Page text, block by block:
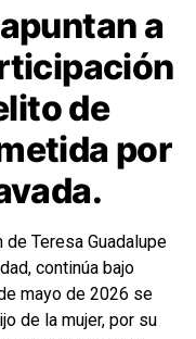
a
de
por
Teresa Guadalupe
continúa bajo
mayo de 2026 se
de la mujer, por su